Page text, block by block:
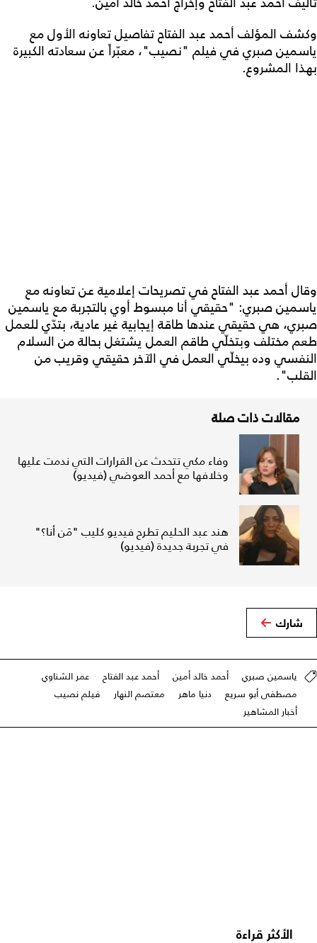
وكشف المؤلف أحمد عبد الفتاح تفاصيل تعاونه الأول مع
ياسمين صبري في فيلم "نصيب"، معبّراً عن سعادته الكبيرة
بهذا المشروع.
وقال أحمد عبد الفتاح في تصريحات إعلامية عن تعاونه مع
ياسمين صبري: "حقيقي أنا مبسوط أوي بالتجربة مع ياسمين
صبري، هي حقيقي عندها طاقة إيجابية غير عادية، بتدّي للعمل
طعم مختلف وبتخلّي طاقم العمل يشتغل بحالة من السلام
النفسي وده بيخلّي العمل في الآخر حقيقي وقريب من
القلب".
مقالات ذات صلة
وفاء مكي تتحدث عن القرارات التي ندمت عليها
وخلافها مع أحمد العوضي (فيديو)
هند عبد الحليم تطرح فيديو كليب "مَن أنا؟"
في تجربة جديدة (فيديو)
شارك
ياسمين صبري أحمد خالد أمين أحمد عبد الفتاح
عمر الشناوي
مصطفى أبو سريع
دنيا ماهر معتصم النهار
فيلم نصيب
أخبار المشاهير
الأكثر قراءة